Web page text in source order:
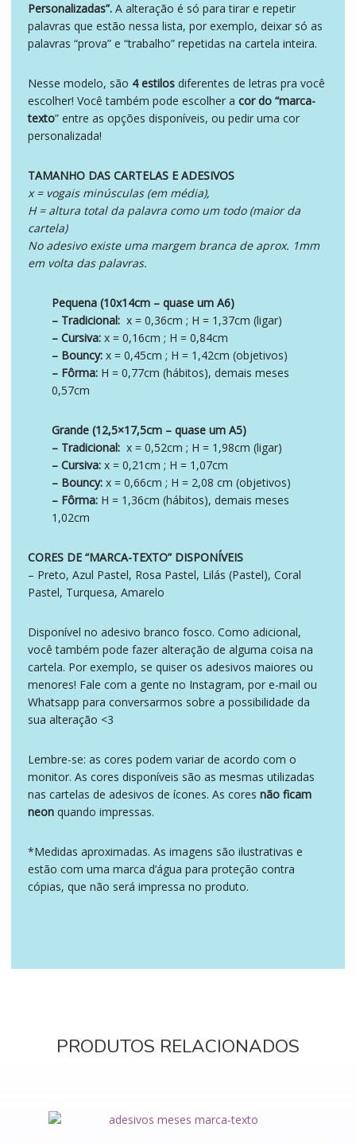
Personalizadas”. A alteração é só para tirar e repetir
palavras que estão nessa lista, por exemplo, deixar só as
palavras “prova” e “trabalho” repetidas na cartela inteira.
Nesse modelo, são 4 estilos diferentes de letras pra você
escolher! Você também pode escolher a cor do “marca-
texto” entre as opções disponíveis, ou pedir uma cor
personalizada!
TAMANHO DAS CARTELAS E ADESIVOS
x = vogais minúsculas (em média),
H = altura total da palavra como um todo (maior da
cartela)
No adesivo existe uma margem branca de aprox. 1mm
em volta das palavras.
Pequena (10x14cm – quase um A6)
– Tradicional: x = 0,36cm ; H = 1,37cm (ligar)
– Cursiva: x = 0,16cm ; H = 0,84cm
– Bouncy: x = 0,45cm ; H = 1,42cm (objetivos)
– Fôrma: H = 0,77cm (hábitos), demais meses
0,57cm
Grande (12,5×17,5cm – quase um A5)
– Tradicional: x = 0,52cm ; H = 1,98cm (ligar)
– Cursiva: x = 0,21cm ; H = 1,07cm
– Bouncy: x = 0,66cm ; H = 2,08 cm (objetivos)
– Fôrma: H = 1,36cm (hábitos), demais meses
1,02cm
CORES DE “MARCA-TEXTO” DISPONÍVEIS
– Preto, Azul Pastel, Rosa Pastel, Lilás (Pastel), Coral
Pastel, Turquesa, Amarelo
Disponível no adesivo branco fosco. Como adicional,
você também pode fazer alteração de alguma coisa na
cartela. Por exemplo, se quiser os adesivos maiores ou
menores! Fale com a gente no Instagram, por e-mail ou
Whatsapp para conversarmos sobre a possibilidade da
sua alteração <3
Lembre-se: as cores podem variar de acordo com o
monitor. As cores disponíveis são as mesmas utilizadas
nas cartelas de adesivos de ícones. As cores não ficam
neon quando impressas.
*Medidas aproximadas. As imagens são ilustrativas e
estão com uma marca d’água para proteção contra
cópias, que não será impressa no produto.
PRODUTOS RELACIONADOS